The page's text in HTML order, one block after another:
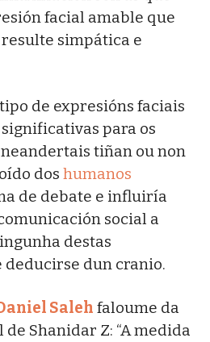
facial amable que
simpática e
de expresións faciais
para os
tiñan ou non
dos humanos
de debate e influiría
social a
destas
dun cranio.
Saleh faloume da
Shanidar Z: “A medida